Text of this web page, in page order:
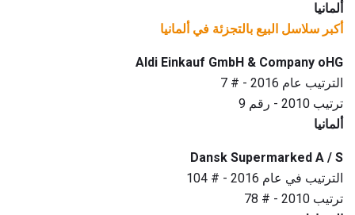
ألمانيا
أكبر سلاسل البيع بالتجزئة في ألمانيا
Aldi Einkauf GmbH & Company oHG
الترتيب عام 2016 - # 7
ترتيب 2010 - رقم 9
ألمانيا
Dansk Supermarked A / S
الترتيب في عام 2016 - # 104
ترتيب 2010 - # 78